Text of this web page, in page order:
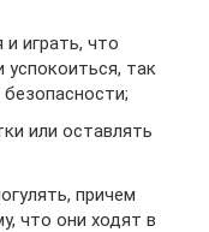
играть, что
успокоиться, так
или оставлять
причем
что они ходят в